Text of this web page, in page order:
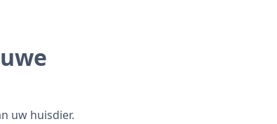
uw huisdier.